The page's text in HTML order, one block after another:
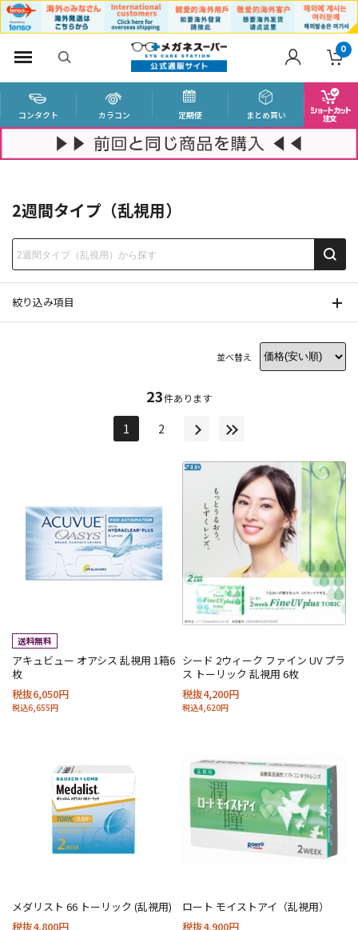
0
コンタクト カラコン 定期便 まとめ買い
2週間タイプ（乱視用）
絞り込み項目
並べ替え
23件あります
1 2
アキュビュー オアシス 乱視用 1箱6
枚
税抜6,050円
税込6,655円
シード 2ウィーク ファイン UV プラ
ス トーリック 乱視用 6枚
税抜4,200円
税込4,620円
メダリスト 66 トーリック (乱視用)
税抜4,800円
ロート モイストアイ（乱視用）
税抜4,900円